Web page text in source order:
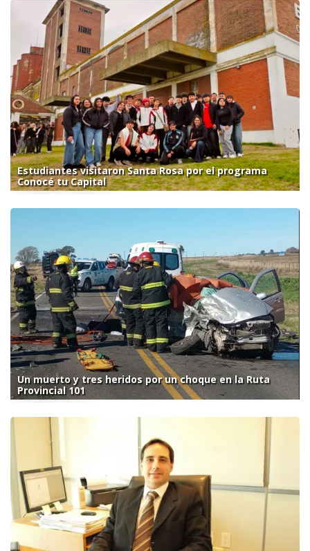
Estudiantes visitaron Santa Rosa por el programa
Conocé tu Capital
Un muerto y tres heridos por un choque en la Ruta
Provincial 101